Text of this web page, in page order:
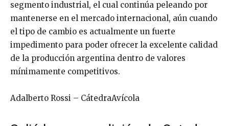
segmento industrial, el cual continúa peleando por
mantenerse en el mercado internacional, aún cuando
el tipo de cambio es actualmente un fuerte
impedimento para poder ofrecer la excelente calidad
de la producción argentina dentro de valores
mínimamente competitivos.
Adalberto Rossi – CátedraAvícola